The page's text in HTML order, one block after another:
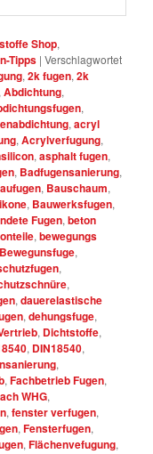
Shop,
Tipps |Verschlagwortet
,2k fugen,2k
,Abdichtung,
,
,acryl
,Acrylverfugung,
,asphalt fugen,
, Badfugensanierung,
, Bauschaum,
, Bauwerksfugen,
Fugen,beton
,bewegungs
Bewegunsfuge,
,
,
,dauerelastische
,dehungsfuge,
, Dichtstoffe,
, DIN18540,
,
,Fachbetrieb Fugen,
WHG,
,fenster verfugen,
,Fensterfugen,
,Flächenvefugung,